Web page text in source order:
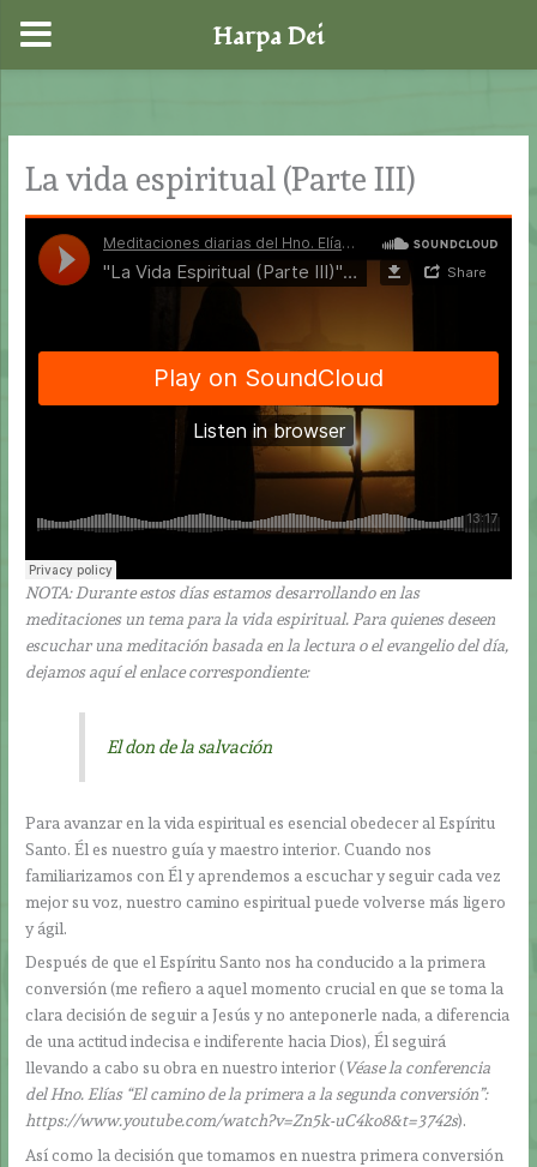
contenido
La vida espiritual (Parte III)
NOTA: Durante estos días estamos desarrollando en las
meditaciones un tema para la vida espiritual. Para quienes deseen
escuchar una meditación basada en la lectura o el evangelio del día,
dejamos aquí el enlace correspondiente:
El don de la salvación
Para avanzar en la vida espiritual es esencial obedecer al Espíritu
Santo. Él es nuestro guía y maestro interior. Cuando nos
familiarizamos con Él y aprendemos a escuchar y seguir cada vez
mejor su voz, nuestro camino espiritual puede volverse más ligero
y ágil.
Después de que el Espíritu Santo nos ha conducido a la primera
conversión (me refiero a aquel momento crucial en que se toma la
clara decisión de seguir a Jesús y no anteponerle nada, a diferencia
de una actitud indecisa e indiferente hacia Dios), Él seguirá
llevando a cabo su obra en nuestro interior (Véase la conferencia
del Hno. Elías “El camino de la primera a la segunda conversión”:
https://www.youtube.com/watch?v=Zn5k-uC4ko8&t=3742s).
Así como la decisión que tomamos en nuestra primera conversión
Harpa Dei